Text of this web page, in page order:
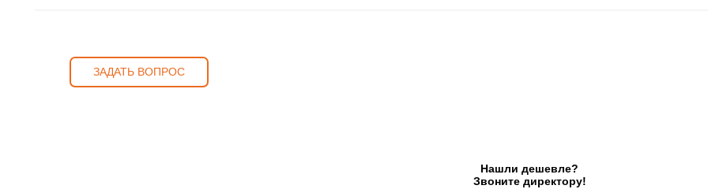
ЗАДАТЬ ВОПРОС
Нашли дешевле?
Звоните директору!